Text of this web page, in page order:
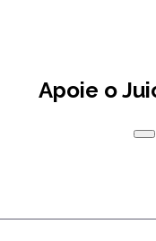
Apoie o